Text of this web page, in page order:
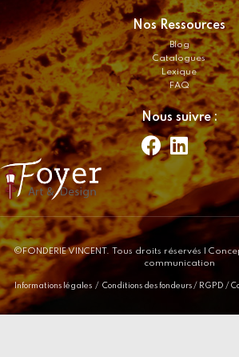
Nos Ressources
Blog
Catalogues
Lexique
FAQ
Nous suivre :
©FONDERIE VINCENT. Tous droits réservés
|
communication
Informations légales/ Conditions des fondeurs/ RGPD /